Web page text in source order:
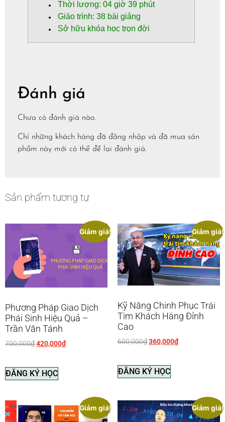
Thời lượng: 04 giờ 39 phút
Giáo trình: 38 bài giảng
Sở hữu khóa học trọn đời
Đánh giá
Chưa có đánh giá nào.
Chỉ những khách hàng đã đăng nhập và đã mua sản
phẩm này mới có thể để lại đánh giá.
Sản phẩm tương tự
Giảm giá!
Phương Pháp Giao Dịch
Phái Sinh Hiệu Quả –
Trần Văn Tánh
700,000₫420,000₫
ĐĂNG KÝ HỌC
Giảm giá!
Kỹ Năng Chinh Phục Trái
Tim Khách Hàng Đỉnh
Cao
600,000₫360,000₫
ĐĂNG KÝ HỌC
Giảm giá! Giảm giá!